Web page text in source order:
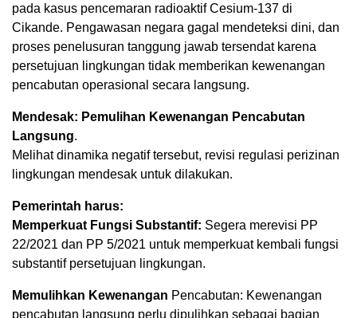
pada kasus pencemaran radioaktif Cesium-137 di
Cikande. Pengawasan negara gagal mendeteksi dini, dan
proses penelusuran tanggung jawab tersendat karena
persetujuan lingkungan tidak memberikan kewenangan
pencabutan operasional secara langsung.
Mendesak: Pemulihan Kewenangan Pencabutan
Langsung.
Melihat dinamika negatif tersebut, revisi regulasi perizinan
lingkungan mendesak untuk dilakukan.
Pemerintah harus:
Memperkuat Fungsi Substantif: Segera merevisi PP
22/2021 dan PP 5/2021 untuk memperkuat kembali fungsi
substantif persetujuan lingkungan.
Memulihkan Kewenangan Pencabutan: Kewenangan
pencabutan langsung perlu dipulihkan sebagai bagian